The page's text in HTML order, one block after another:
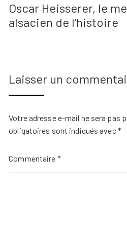
Oscar Heisserer, le
alsacien de l’histoire
Laisser un
Votre adresse e-mail ne sera pas
obligatoires sont indiqués avec*
Commentaire *